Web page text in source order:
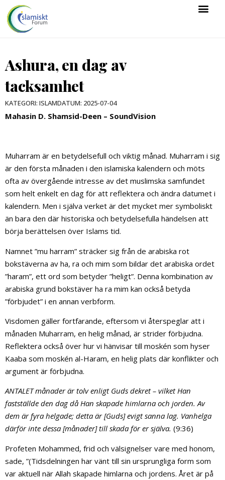
Ashura, en dag av
tacksamhet
KATEGORI: ISLAMDATUM: 2025-07-04
Mahasin D. Shamsid-Deen – SoundVision
Muharram är en betydelsefull och viktig månad. Muharram i sig
är den första månaden i den islamiska kalendern och möts
ofta av övergående intresse av det muslimska samfundet
som helt enkelt en dag för att reflektera och ändra datumet i
kalendern. Men i själva verket är det mycket mer symboliskt
än bara den där historiska och betydelsefulla händelsen att
börja berättelsen över Islams tid.
Namnet ”mu harram” sträcker sig från de arabiska rot
bokstäverna av ha, ra och mim som bildar det arabiska ordet
”haram”, ett ord som betyder ”heligt”. Denna kombination av
arabiska grund bokstäver ha ra mim kan också betyda
”förbjudet” i en annan verbform.
Visdomen gäller fortfarande, eftersom vi återspeglar att i
månaden Muharram, en helig månad, är strider förbjudna.
Reflektera också över hur vi hänvisar till moskén som hyser
Kaaba som moskén al-Haram, en helig plats där konflikter och
argument är förbjudna.
ANTALET månader är tolv enligt Guds dekret – vilket Han
fastställde den dag då Han skapade himlarna och jorden. Av
dem är fyra helgade; detta är [Guds] evigt sanna lag. Vanhelga
därför inte dessa [månader] till skada för er själva. (9:36)
Profeten Mohammed, frid och välsignelser vare med honom,
sade, ”(Tidsdelningen har vänt till sin ursprungliga form som
var aktuell när Allah skapade himlarna och jordens. Året är på